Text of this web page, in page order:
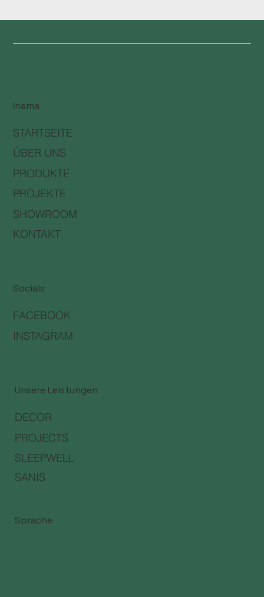
Inama
STARTSEITE
ÜBER UNS
PRODUKTE
PROJEKTE
SHOWROOM
KONTAKT
Unsere Leistungen
DECOR
PROJECTS
SLEEPWELL
SANIS
Socials
FACEBOOK
INSTAGRAM
Sprache